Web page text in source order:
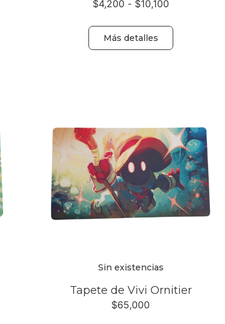
$4,200 - $10,100
Más detalles
Sin existencias
Tapete de Vivi Ornitier
$65,000